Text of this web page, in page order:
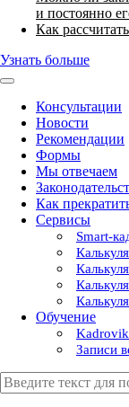
и постоянно
Как
Узнать больше
Консультации
Новости
Рекомендации
Формы
Мы отвечаем
Как
Сервисы
Smart-
Обучение
Записи